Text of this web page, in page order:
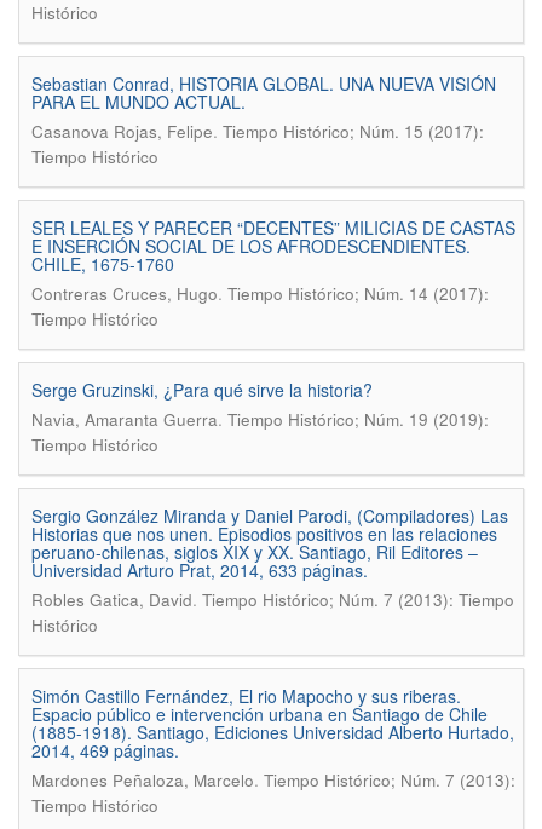
Histórico
Sebastian Conrad, HISTORIA GLOBAL. UNA NUEVA VISIÓN
PARA EL MUNDO ACTUAL.
Casanova Rojas, Felipe. Tiempo Histórico; Núm. 15 (2017):
Tiempo Histórico
SER LEALES Y PARECER “DECENTES” MILICIAS DE CASTAS
E INSERCIÓN SOCIAL DE LOS AFRODESCENDIENTES.
CHILE, 1675-1760
Contreras Cruces, Hugo. Tiempo Histórico; Núm. 14 (2017):
Tiempo Histórico
Serge Gruzinski, ¿Para qué sirve la historia?
Navia, Amaranta Guerra. Tiempo Histórico; Núm. 19 (2019):
Tiempo Histórico
Sergio González Miranda y Daniel Parodi, (Compiladores) Las
Historias que nos unen. Episodios positivos en las relaciones
peruano-chilenas, siglos XIX y XX. Santiago, Ril Editores –
Universidad Arturo Prat, 2014, 633 páginas.
Robles Gatica, David. Tiempo Histórico; Núm. 7 (2013): Tiempo
Histórico
Simón Castillo Fernández, El rio Mapocho y sus riberas.
Espacio público e intervención urbana en Santiago de Chile
(1885-1918). Santiago, Ediciones Universidad Alberto Hurtado,
2014, 469 páginas.
Mardones Peñaloza, Marcelo. Tiempo Histórico; Núm. 7 (2013):
Tiempo Histórico